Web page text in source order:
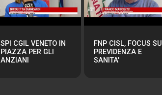
SPI CGIL VENETO IN
PIAZZA PER GLI
ANZIANI
FNP CISL, FOCUS SU
PREVIDENZA E
SANITA'